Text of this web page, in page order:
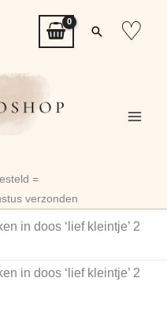
Zoeken
♡
=
verzonden
in doos ‘lief kleintje’ 2
in doos ‘lief kleintje’ 2